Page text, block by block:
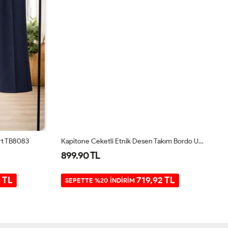
TB8083 Kapitone Ceketli Etnik Desen Takım Bordo UMS50318
899.90 TL
SEPETTE %20 İNDİRİM719,92 TL